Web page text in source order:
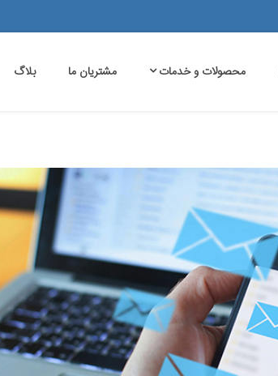
محصولات و خدمات مشتریان ما بلاگ